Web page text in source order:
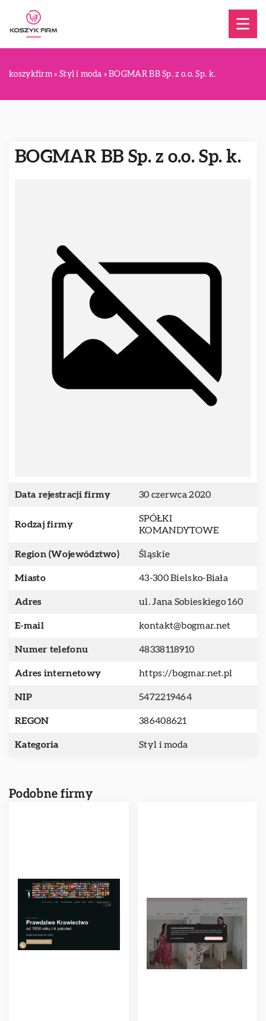
koszykfirm » Styl i moda »BOGMAR BB Sp. z o.o. Sp. k.
BOGMAR BB Sp. z o.o. Sp. k.
Data rejestracji firmy 30 czerwca 2020
Rodzaj firmy
SPÓŁKI
KOMANDYTOWE
Region (Województwo) Śląskie
Miasto 43-300 Bielsko-Biała
Adres ul. Jana Sobieskiego 160
E-mail kontakt@bogmar.net
Numer telefonu 48338118910
Adres internetowy https://bogmar.net.pl
NIP 5472219464
REGON 386408621
Kategoria Styl i moda
Podobne firmy